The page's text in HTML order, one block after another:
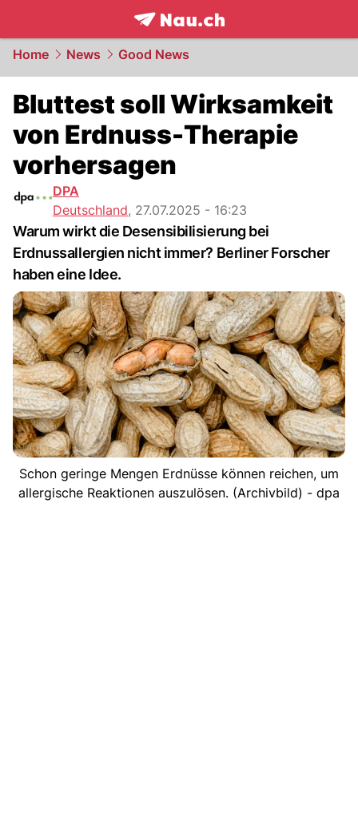
frontpage.NAU.ch
Home News Good News
Bluttest soll Wirksamkeit
von Erdnuss-Therapie
vorhersagen
DPA
Deutschland, 27.07.2025 - 16:23
Warum wirkt die Desensibilisierung bei
Erdnussallergien nicht immer? Berliner Forscher
haben eine Idee.
Schon geringe Mengen Erdnüsse können reichen, um
allergische Reaktionen auszulösen. (Archivbild) - dpa